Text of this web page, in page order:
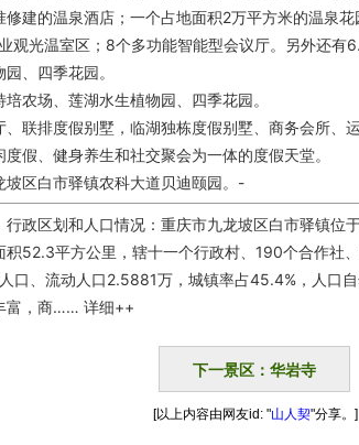
建的温泉酒店；一个占地面积2万平方米的温泉
观光温室区；8个多功能智能型会议厅。另外还有
、四季花园。
场、莲湖水生植物园、四季花园。
排度假别墅，临湖独栋度假别墅、商务会所、
假、健身养生和社交聚会为一体的度假天堂。
区白市驿镇农科大道贝迪颐园。-
区划和人口情况：重庆市九龙坡区白市驿镇位
积52.3平方公里，辖十一个行政村、190个合作社
口、流动人口2.5881万，城镇率占45.4%，人口
富，商…… 详细++
下一景区：华岩寺
[以上内容由网友id: "山人契"分享。]